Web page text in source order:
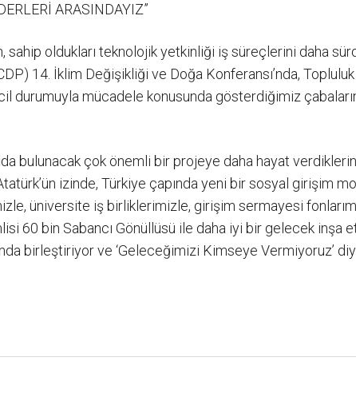
ARASINDAYIZ”
sahip oldukları teknolojik yetkinliği iş süreçlerini daha
14. İklim Değişikliği ve Doğa Konferansı’nda,
durumuyla mücadele konusunda gösterdiğimiz
bulunacak çok önemli bir projeye daha hayat
izinde, Türkiye çapında yeni bir sosyal girişim
üniversite iş birliklerimizle, girişim sermayesi
60 bin Sabancı Gönüllüsü ile daha iyi bir gelecek inşa
birleştiriyor ve ‘Geleceğimizi Kimseye Vermiyoruz’